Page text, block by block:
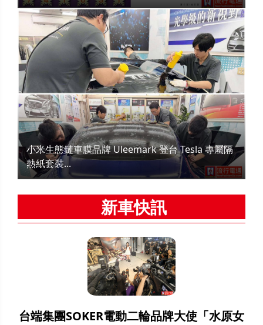
小米生態鏈車膜品牌 Uleemark 登台 Tesla 專屬隔
熱紙套裝...
新車快訊
台端集團SOKER電動二輪品牌大使「水原女